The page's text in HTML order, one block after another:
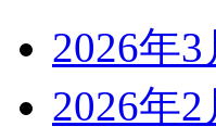
2026年3
2026年2